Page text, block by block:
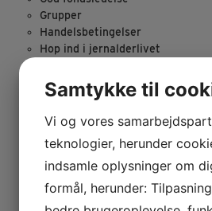
Grupper
Handelsbetingelser
Hop ind i jernalderlivet
Jernalderen
Job i Sagnlandet Lejre
Kontakt
Konto
Kort over Sagnlandet Lejre
Køb billet
Kurv
Lejrskoleinformation
Samtykke til
Vi og vores
teknologier, herunder
indsamle oplysninger om
formål, herunder: